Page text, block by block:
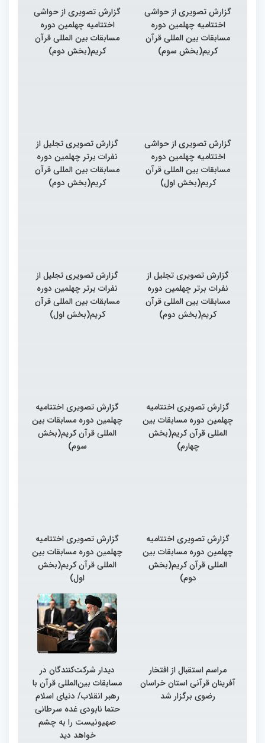
گزارش تصویری از حواشی
اختتامیه چهلمین دوره
مسابقات بین المللی قرآن
کریم(بخش سوم)
گزارش تصویری از حواشی
اختتامیه چهلمین دوره
مسابقات بین المللی قرآن
کریم(بخش دوم)
گزارش تصویری از حواشی
اختتامیه چهلمین دوره
مسابقات بین المللی قرآن
کریم(بخش اول)
گزارش تصویری تجلیل از
نفرات برتر چهلمین دوره
مسابقات بین المللی قرآن
کریم(بخش دوم)
گزارش تصویری تجلیل از
نفرات برتر چهلمین دوره
مسابقات بین المللی قرآن
کریم(بخش دوم)
گزارش تصویری تجلیل از
نفرات برتر چهلمین دوره
مسابقات بین المللی قرآن
کریم(بخش اول)
گزارش تصویری اختتامیه
چهلمین دوره مسابقات بین
المللی قرآن کریم(بخش
چهارم)
گزارش تصویری اختتامیه
چهلمین دوره مسابقات بین
المللی قرآن کریم(بخش
سوم)
گزارش تصویری اختتامیه
چهلمین دوره مسابقات بین
المللی قرآن کریم(بخش
دوم)
گزارش تصویری اختتامیه
چهلمین دوره مسابقات بین
المللی قرآن کریم(بخش
اول)
مراسم استقبال از افتخار
آفرینان قرآنی استان خراسان
رضوی برگزار شد
دیدار شرکت‌کنندگان در
مسابقات بین‌المللی قرآن با
رهبر انقلاب/ دنیای اسلام
حتما نابودی غده سرطانی
صهیونیست را به چشم
خواهد دید